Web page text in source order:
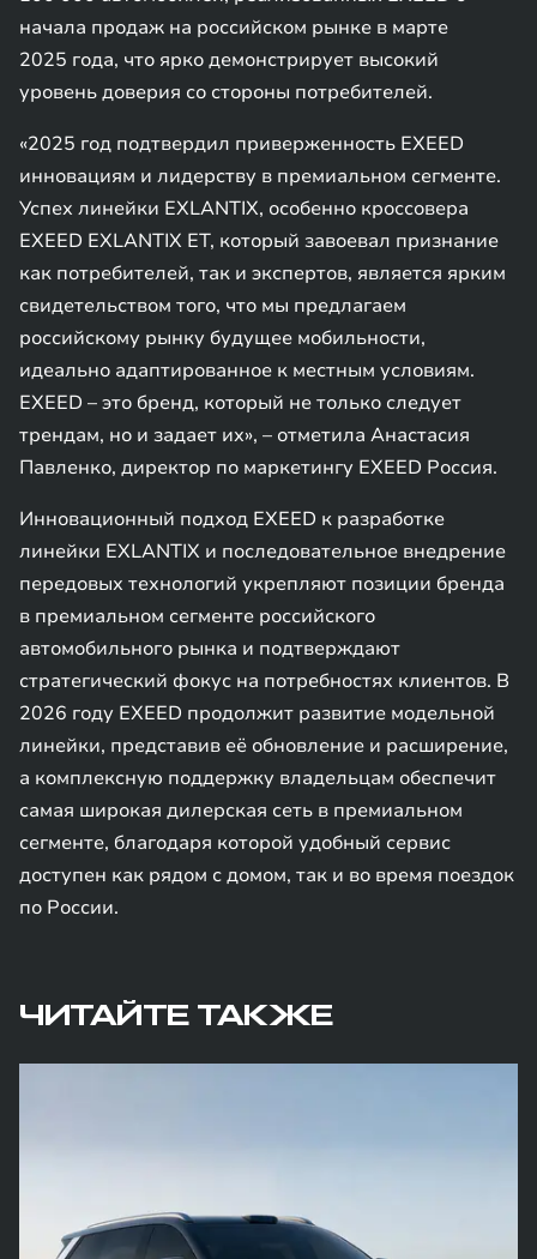
начала продаж на российском рынке в марте
2025 года, что ярко демонстрирует высокий
уровень доверия со стороны потребителей.
«2025 год подтвердил приверженность EXEED
инновациям и лидерству в премиальном сегменте.
Успех линейки EXLANTIX, особенно кроссовера
EXEED EXLANTIX ET, который завоевал признание
как потребителей, так и экспертов, является ярким
свидетельством того, что мы предлагаем
российскому рынку будущее мобильности,
идеально адаптированное к местным условиям.
EXEED – это бренд, который не только следует
трендам, но и задает их», – отметила Анастасия
Павленко, директор по маркетингу EXEED Россия.
Инновационный подход EXEED к разработке
линейки EXLANTIX и последовательное внедрение
передовых технологий укрепляют позиции бренда
в премиальном сегменте российского
автомобильного рынка и подтверждают
стратегический фокус на потребностях клиентов. В
2026 году EXEED продолжит развитие модельной
линейки, представив её обновление и расширение,
а комплексную поддержку владельцам обеспечит
самая широкая дилерская сеть в премиальном
сегменте, благодаря которой удобный сервис
доступен как рядом с домом, так и во время поездок
по России.
ЧИТАЙТЕ ТАКЖЕ